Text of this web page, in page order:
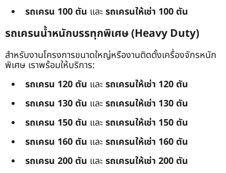
รถเครน 100 ตัน และรถเครนให้เช่า 100 ตัน
รถเครนน้ำหนักบรรทุกพิเศษ (Heavy Duty)
สำหรับงานโครงการขนาดใหญ่หรืองานติดตั้งเครื่องจักรหนัก
พิเศษ เราพร้อมให้บริการ:
รถเครน 120 ตัน และรถเครนให้เช่า 120 ตัน
รถเครน 130 ตัน และรถเครนให้เช่า 130 ตัน
รถเครน 150 ตัน และรถเครนให้เช่า 150 ตัน
รถเครน 160 ตัน และรถเครนให้เช่า 160 ตัน
รถเครน 200 ตัน และรถเครนให้เช่า 200 ตัน